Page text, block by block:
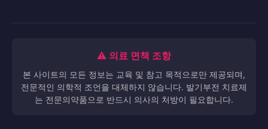
⚠️ 의료 면책 조항
본 사이트의 모든 정보는 교육 및 참고 목적으로만 제공되며,
전문적인 의학적 조언을 대체하지 않습니다. 발기부전 치료제
는 전문의약품으로 반드시 의사의 처방이 필요합니다.